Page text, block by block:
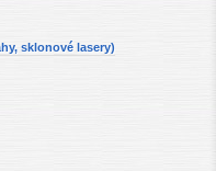
sklonové lasery)